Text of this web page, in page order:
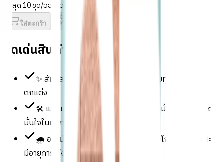
สูงสุด 10 ชุด/ออเดอร์
ใส่ตะกร้า
จุดเด่นสินค้า
✨ สัมผัสความสวยงามเรียบง่าย ที่เข้ากับทุกสไตล์การ
ตกแต่ง
🛠️ แรงและทนทาน ด้วยระบบเดือยเต็มที่มั่นคง ช่วยให้คุณ
มั่นใจในทุกการใช้งาน
🌧️ อบไม้เพื่อลดปัญหาการหด บวม หรือโก่งงอ ทำให้ประตู
มีอายุการใช้งานยาวนาน